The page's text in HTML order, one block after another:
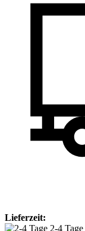
Lieferzeit:
2-4 Tage